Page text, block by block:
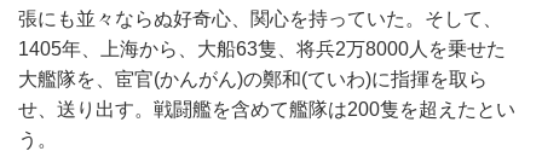
張にも並々ならぬ好奇心、関心を持っていた。そして、
1405年、上海から、大船63隻、将兵2万8000人を乗せた
大艦隊を、宦官(かんがん)の鄭和(ていわ)に指揮を取ら
せ、送り出す。戦闘艦を含めて艦隊は200隻を超えたとい
う。